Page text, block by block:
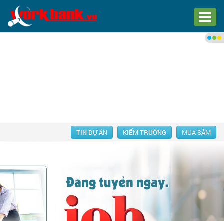
Việc làm mới nhất
Tìm việc làm
TIN DỰ ÁN KIẾM TRƯỜNG MUA SẮM